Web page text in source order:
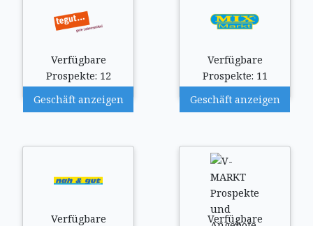
Verfügbare
Prospekte: 12
Geschäft anzeigen
Verfügbare
Prospekte: 11
Geschäft anzeigen
Verfügbare
Verfügbare